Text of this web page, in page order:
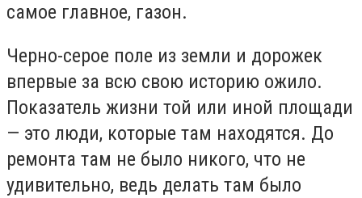
самое главное, газон.
Черно-серое поле из земли и дорожек
впервые за всю свою историю ожило.
Показатель жизни той или иной площади
— это люди, которые там находятся. До
ремонта там не было никого, что не
удивительно, ведь делать там было